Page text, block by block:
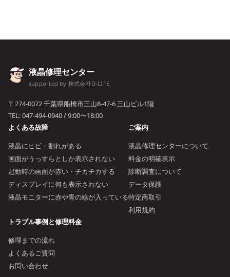
液晶修理センター
supported by 株式会社D-LIFE
〒274-0072 千葉県船橋市三山8-47-6 三山ビル1階
TEL:047-494-0940/ 9:00〜18:00
よくある故障
液晶にヒビ・割れがある
画面がうっすらとしか表示されない
起動時の画面が赤い・チカチカする
ディスプレイに何も表示されない
液晶モニターに赤や青の線が入っている
ご案内
液晶修理センターについて
料金の明確表示
診断調査について
データ保護
特定商取引
利用規約
トラブル事例と修理料金
修理までの流れ
よくあるご質問
お問い合わせ